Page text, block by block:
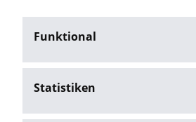
Funktional
Statistiken
Mit dem Klick auf "Job-Agent